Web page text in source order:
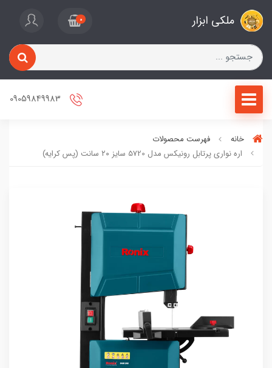
ملکی ابزار 0
خانه
فهرست محصولات
اره نواری پرتابل رونیکس مدل 5720 سایز ۲۰ سانت (پس کرایه)